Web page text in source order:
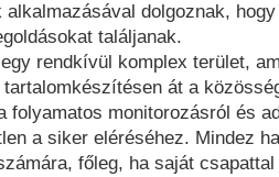
alkalmazásával dolgoznak,
találjanak.
rendkívül komplex terület,
át a
folyamatos monitorozásról és
a siker eléréséhez. Mindez
főleg, ha saját